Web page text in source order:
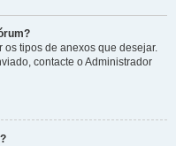
tipos de anexos que desejar.
contacte o Administrador